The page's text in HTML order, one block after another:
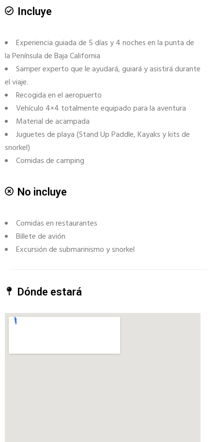
Incluye
Experiencia guiada de 5 días y 4 noches en la punta de
la Península de Baja California
Samper experto que le ayudará, guiará y asistirá durante
el viaje.
Recogida en el aeropuerto
Vehículo 4×4 totalmente equipado para la aventura
Material de acampada
Juguetes de playa (Stand Up Paddle, Kayaks y kits de
snorkel)
Comidas de camping
No incluye
Comidas en restaurantes
Billete de avión
Excursión de submarinismo y snorkel
Dónde estará